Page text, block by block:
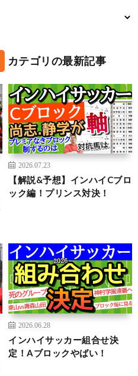
カテゴリの最新記事
2026.07.23
【解説&予想】インハイCブロ
ック編！プリンス対決！
2026.06.28
インハイサッカー組合せ決
定！Aブロックやばい！